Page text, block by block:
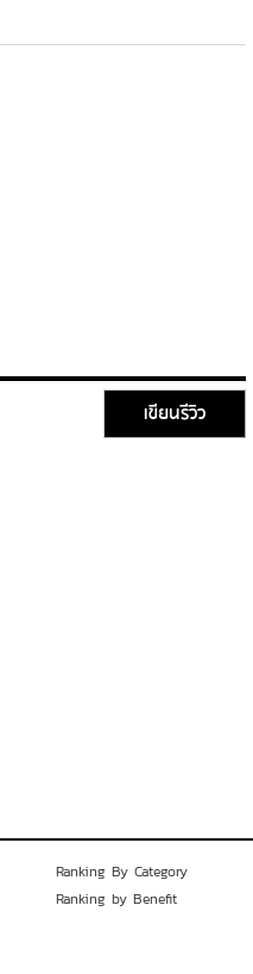
เขียนรีวิว
Ranking By Category
Ranking by Benefit